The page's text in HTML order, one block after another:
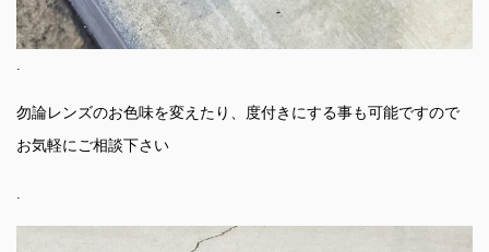
.
勿論レンズのお色味を変えたり、度付きにする事も可能ですので
お気軽にご相談下さい
.